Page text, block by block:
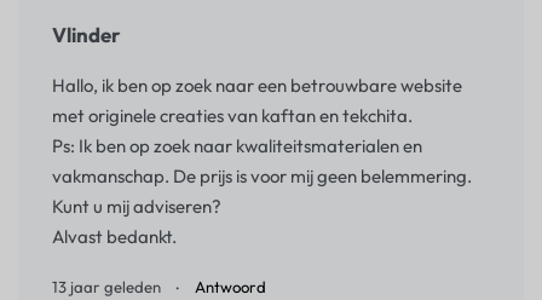
Vlinder
Hallo, ik ben op zoek naar een betrouwbare website
met originele creaties van kaftan en tekchita.
Ps: Ik ben op zoek naar kwaliteitsmaterialen en
vakmanschap. De prijs is voor mij geen belemmering.
Kunt u mij adviseren?
Alvast bedankt.
13 jaar geleden Antwoord